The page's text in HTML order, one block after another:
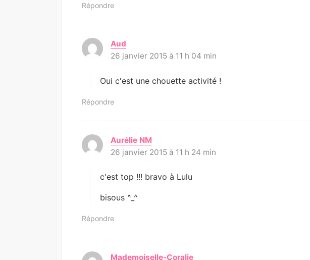
Répondre
Aud
i
:
26 janvier 2015 à 11 h 04 min
Oui c'est une chouette activité !
Répondre
Aurélie NM
i
:
26 janvier 2015 à 11 h 24 min
c'est top !!! bravo à Lulu
bisous ^_^
Répondre
Mademoiselle-Coralie